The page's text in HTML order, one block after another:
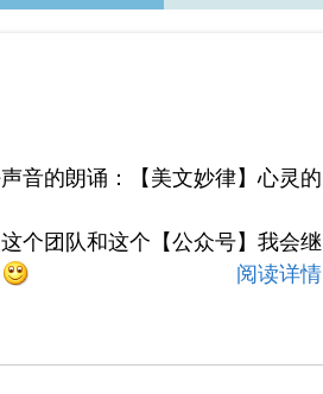
音的朗诵：【美文妙律】心灵的
个团队和这个【公众号】我会继
阅读详情